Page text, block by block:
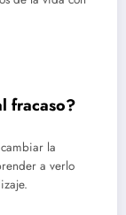
fracaso?
la
a verlo